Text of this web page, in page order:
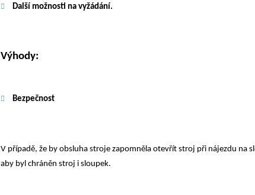
Další možnosti na vyžádání.
Výhody:
Bezpečnost
V případě, že by obsluha stroje zapomněla otevřít stroj při nájezdu na
aby byl chráněn stroj i sloupek.